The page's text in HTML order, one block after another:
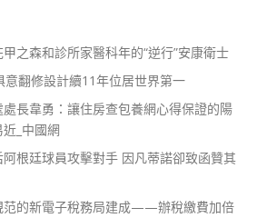
之森和診所家醫科年的“逆行”安康衛士
意翻修設計續11年位居世界第一
長韋勇：讓住房查包養網心得保證的陽
_中國網
根廷球員攻擊對手 因凡蒂諾卻致函贊其
范的新電子稅務局建成——辦稅繳費加倍